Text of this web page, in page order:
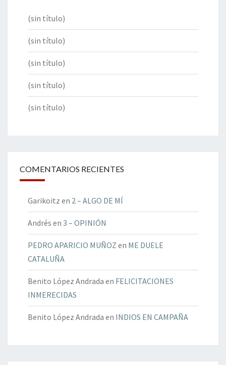
(sin título)
(sin título)
(sin título)
(sin título)
(sin título)
COMENTARIOS RECIENTES
Garikoitz en 2 – ALGO DE MÍ
Andrés en 3 – OPINIÓN
PEDRO APARICIO MUÑOZ en ME DUELE
CATALUÑA
Benito López Andrada en FELICITACIONES
INMERECIDAS
Benito López Andrada en INDIOS EN CAMPAÑA